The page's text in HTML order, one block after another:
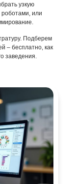
узкую
или
Подберем
– бесплатно, как
заведения.